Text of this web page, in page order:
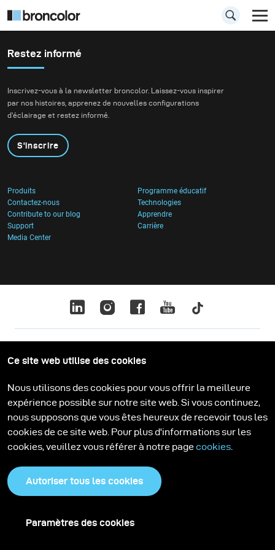
Restez informé
Inscrivez-vous à la newsletter broncolor. Laissez-vous inspirer
par nos histoires, apprenez de nouvelles configurations
d'éclairage et restez informé.
S'inscrire
Produits
Programme éducatif
Contactez-nous
Technologies
Contribute to our blog
Apprendre
Support
Carrière
Media Center
Ce site web utilise des cookies
Nous utilisons des cookies pour vous offrir la meilleure
expérience possible sur notre site web. Si vous continuez,
nous supposons que vous êtes heureux de recevoir tous les
cookies de ce site web. Pour plus d'informations sur les
cookies, veuillez vous référer à notre page cookies
Autoriser tous les cookies
Paramètres des cookies